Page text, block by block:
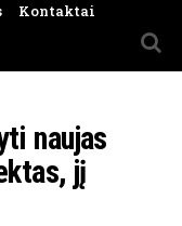
Kontaktai
naujas
jį